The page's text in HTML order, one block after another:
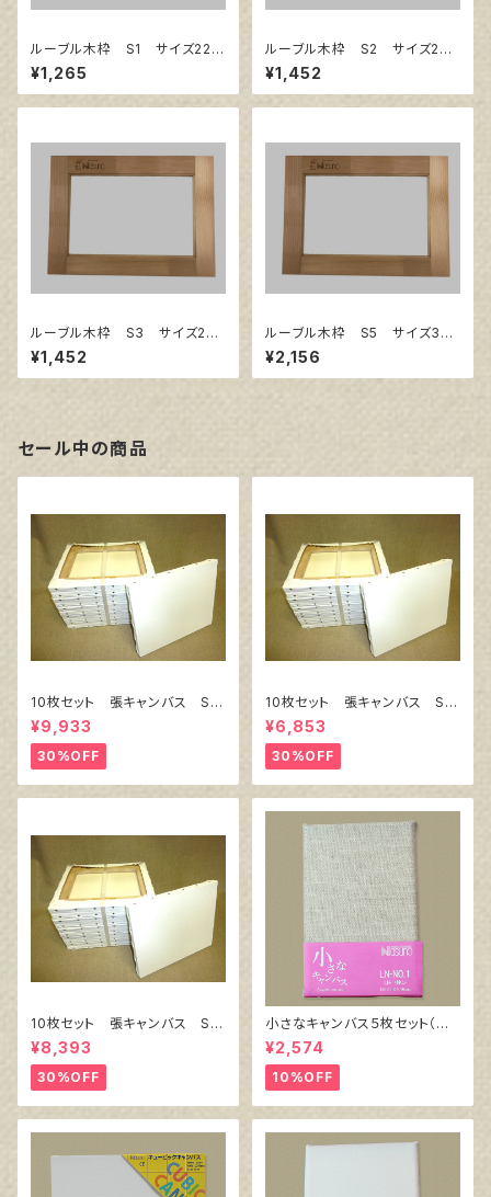
ルーブル木枠 S1 サイズ220
㎜×220㎜
¥1,265
ルーブル木枠 S2 サイズ240
㎜×240㎜
¥1,452
ルーブル木枠 S3 サイズ273
㎜×273㎜
¥1,452
ルーブル木枠 S5 サイズ350
㎜×350㎜
¥2,156
セール中の商品
10枚セット 張キャンバス Sn
owWhite SPC（綿・ポリエステ
ル）F8 455㎜×380㎜
¥9,933
30%OFF
10枚セット 張キャンバス Sn
owWhite SPC（綿・ポリエステ
ル）F4 333㎜×242㎜
¥6,853
30%OFF
10枚セット 張キャンバス Sn
owWhite SPC（綿・ポリエステ
ル）F6 410㎜×318㎜
¥8,393
30%OFF
小さなキャンバス５枚セット（麻
キャンバス裏面張り）
¥2,574
10%OFF